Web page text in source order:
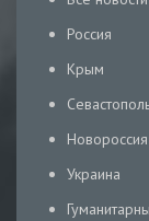
Россия
Крым
Новороссия
Украина